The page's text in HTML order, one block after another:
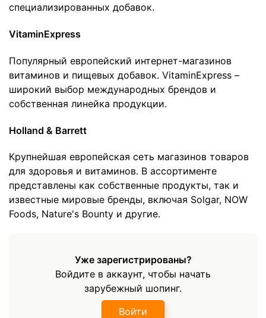
специализированных добавок.
VitaminExpress
Популярный европейский интернет-магазинов
витаминов и пищевых добавок. VitaminExpress –
широкий выбор международных брендов и
собственная линейка продукции.
Holland & Barrett
Крупнейшая европейская сеть магазинов товаров
для здоровья и витаминов. В ассортименте
представлены как собственные продукты, так и
известные мировые бренды, включая Solgar, NOW
Foods, Nature's Bounty и другие.
Уже зарегистрированы?
Войдите в аккаунт, чтобы начать
зарубежный шопинг.
Войти